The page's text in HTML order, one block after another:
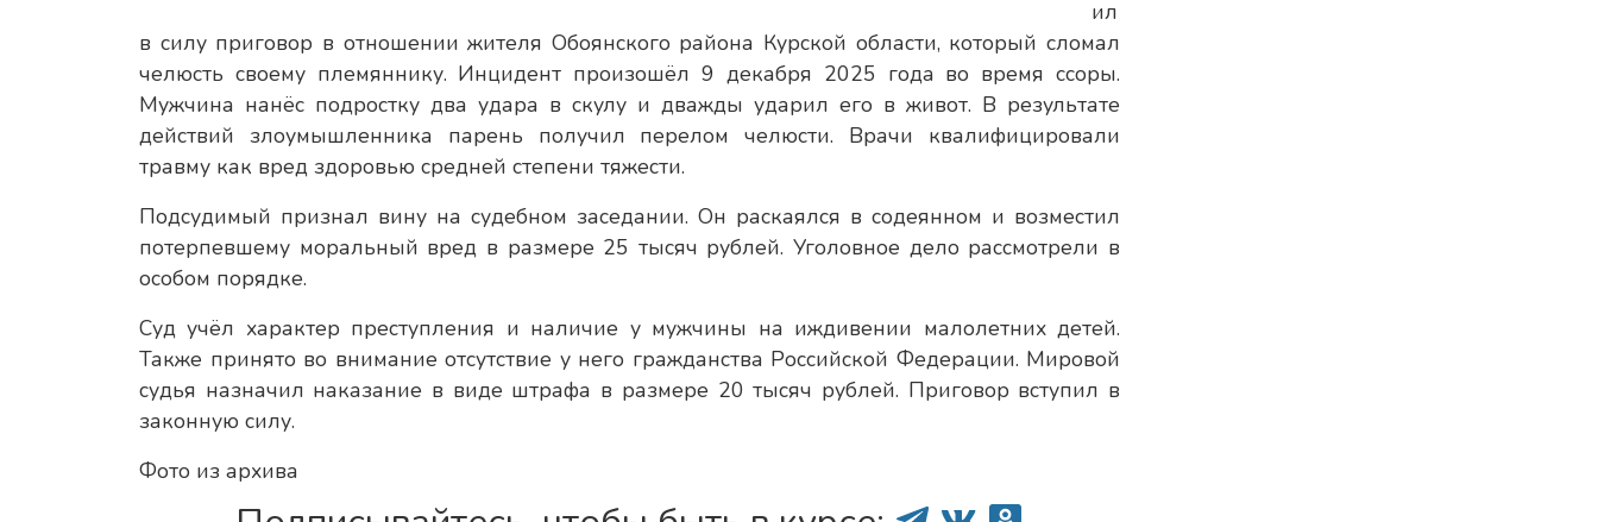
ил
в силу приговор в отношении жителя Обоянского района Курской области, который сломал
челюсть своему племяннику. Инцидент произошёл 9 декабря 2025 года во время ссоры.
Мужчина нанёс подростку два удара в скулу и дважды ударил его в живот. В результате
действий злоумышленника парень получил перелом челюсти. Врачи квалифицировали
травму как вред здоровью средней степени тяжести.
Подсудимый признал вину на судебном заседании. Он раскаялся в содеянном и возместил
потерпевшему моральный вред в размере 25 тысяч рублей. Уголовное дело рассмотрели в
особом порядке.
Суд учёл характер преступления и наличие у мужчины на иждивении малолетних детей.
Также принято во внимание отсутствие у него гражданства Российской Федерации. Мировой
судья назначил наказание в виде штрафа в размере 20 тысяч рублей. Приговор вступил в
законную силу.
Фото из архива